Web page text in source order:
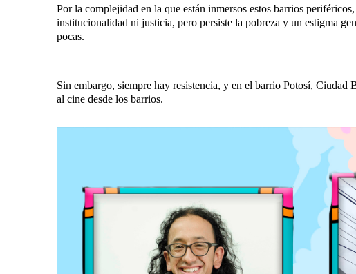
Por la complejidad en la que están inmersos estos barrios
institucionalidad ni justicia, pero persiste la pobreza y un estigma
pocas.
Sin embargo, siempre hay resistencia, y en el barrio Potosí,
al cine desde los barrios.